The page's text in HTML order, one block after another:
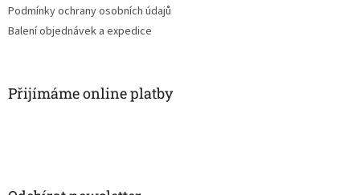
Podmínky ochrany osobních údajů
Balení objednávek a expedice
Přijímáme online platby